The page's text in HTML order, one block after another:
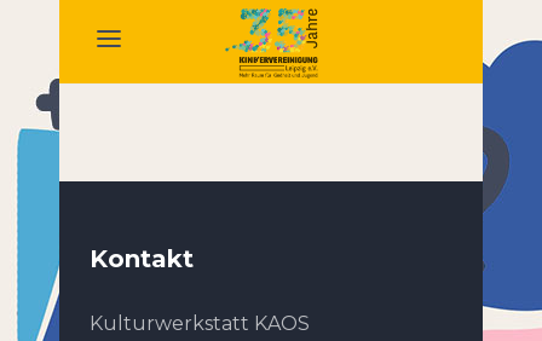
Kontakt
Kulturwerkstatt KAOS